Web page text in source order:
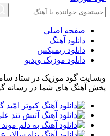
صفحه اصلی
دانلود آهنگ
دانلود ریمیکس
دانلود موزیک ویدیو
وبسایت گود موزیک در ستاد
پخش آهنگ های شما در رسانه